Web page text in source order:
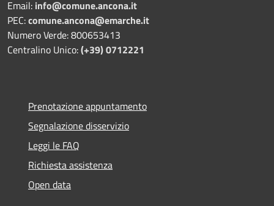
Email: info@comune.ancona.it
PEC:comune.ancona@emarche.it
Numero Verde: 800653413
Centralino Unico:(+39) 0712221
Prenotazione appuntamento
Segnalazione disservizio
Leggi le FAQ
Richiesta assistenza
Open data